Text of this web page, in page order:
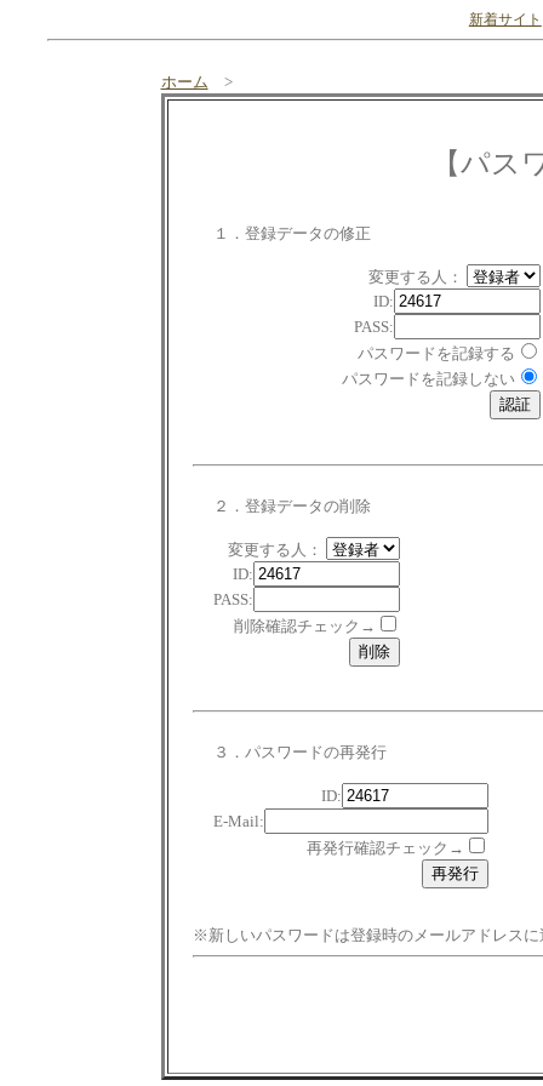
新着サイト
ホーム >
【パス
１．登録データの修正
変更する人：
ID:
PASS:
パスワードを記録する
パスワードを記録しない
２．登録データの削除
変更する人：
ID:
PASS:
削除確認チェック→
３．パスワードの再発行
ID:
E-Mail:
再発行確認チェック→
※新しいパスワードは登録時のメールアドレスに